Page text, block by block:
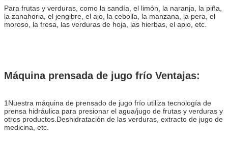
Para frutas y verduras, como la sandía, el limón, la naranja, la piña,
la zanahoria, el jengibre, el ajo, la cebolla, la manzana, la pera, el
moroso, la fresa, las verduras de hoja, las hierbas, el apio, etc.
Máquina prensada de jugo frío Ventajas:
1Nuestra máquina de prensado de jugo frío utiliza tecnología de
prensa hidráulica para presionar el agua/jugo de frutas y verduras y
otros productos.Deshidratación de las verduras, extracto de jugo de
medicina, etc.